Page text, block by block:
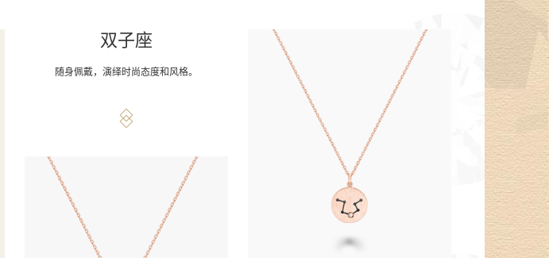
双子座
随身佩戴，演绎时尚态度和风格。